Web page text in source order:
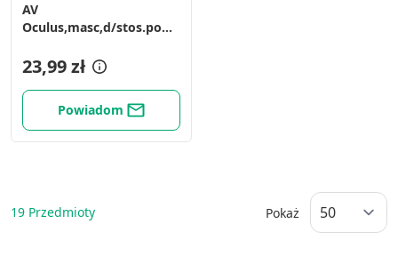
AV
Oculus,masc,d/stos.powieki,okol.oczu,D-
23,99 zł
Powiadom
19 Przedmioty Pokaż